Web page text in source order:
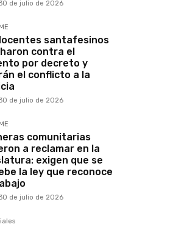
de julio de 2026
santafesinos
contra el
por decreto y
el conflicto a la
de julio de 2026
comunitarias
a reclamar en la
exigen que se
la ley que reconoce
de julio de 2026